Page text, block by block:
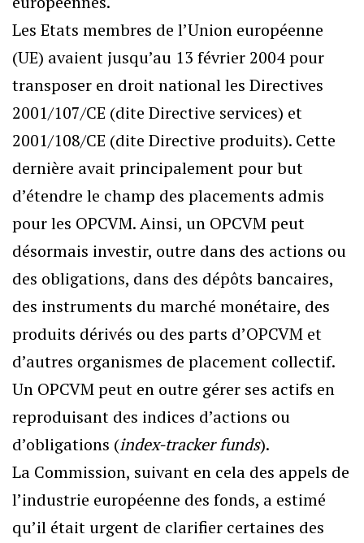
Les Etats membres de l’Union européenne
(UE) avaient jusqu’au 13 février 2004 pour
transposer en droit national les Directives
2001/107/CE (dite Directive services) et
2001/108/CE (dite Directive produits). Cette
dernière avait principalement pour but
d’étendre le champ des placements admis
pour les OPCVM. Ainsi, un OPCVM peut
désormais investir, outre dans des actions ou
des obligations, dans des dépôts bancaires,
des instruments du marché monétaire, des
produits dérivés ou des parts d’OPCVM et
d’autres organismes de placement collectif.
Un OPCVM peut en outre gérer ses actifs en
reproduisant des indices d’actions ou
d’obligations (index-tracker funds).
La Commission, suivant en cela des appels de
l’industrie européenne des fonds, a estimé
qu’il était urgent de clarifier certaines des